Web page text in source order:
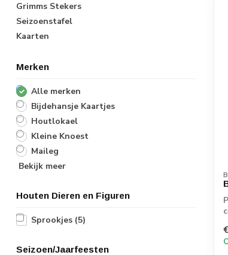
Grimms Stekers
Seizoenstafel
Kaarten
Merken
Alle merken
Bijdehansje Kaartjes
Houtlokael
Kleine Knoest
Maileg
Bekijk meer
Houten Dieren en Figuren
Sprookjes (5)
Seizoen/Jaarfeesten